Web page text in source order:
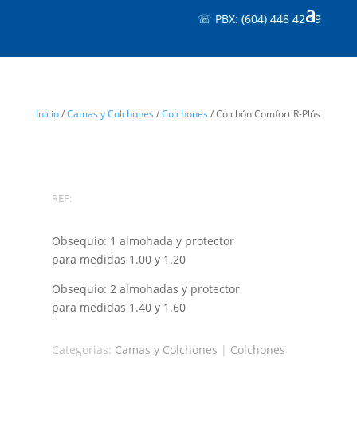
☏ PBX: (604) 448 42 19
Inicio/Camas y Colchones /Colchones / Colchón Comfort R-Plús
REF:
Obsequio: 1 almohada y protector
para medidas 1.00 y 1.20
Obsequio: 2 almohadas y protector
para medidas 1.40 y 1.60
Categorias: Camas y Colchones | Colchones